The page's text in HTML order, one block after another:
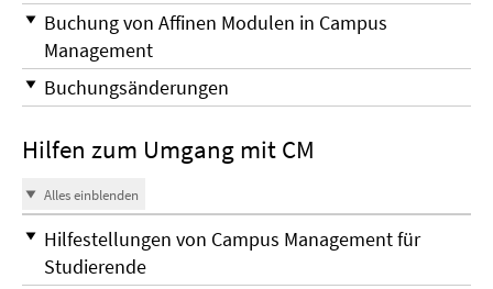
Buchung von Affinen Modulen in Campus
Management
Buchungsänderungen
Hilfen zum Umgang mit CM
Alles einblenden
Hilfestellungen von Campus Management für
Studierende